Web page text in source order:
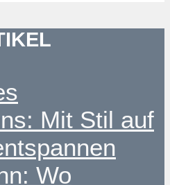
Mit Stil auf
Wo